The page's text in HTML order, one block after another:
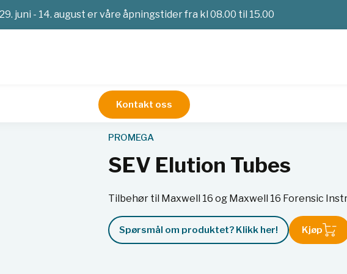
29. juni - 14. august er våre åpningstider fra kl 08.00 til 15.00
Kontakt oss
Nukleinsyreekstraksjon SEV Elution Tubes
PROMEGA
SEV Elution Tubes
Tilbehør til Maxwell 16 og Maxwell 16 Forensic
Spørsmål om produktet? Klikk her! Kjøp